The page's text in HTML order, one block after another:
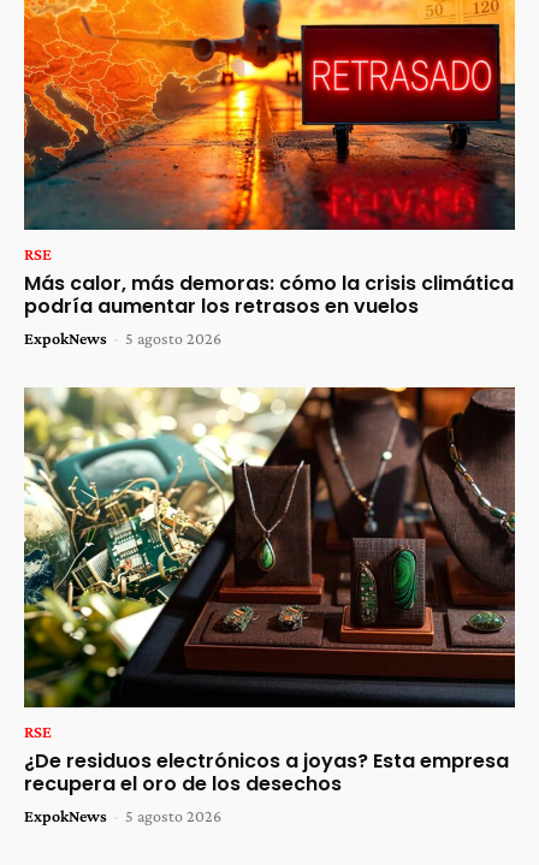
RSE
Más calor, más demoras: cómo la crisis climática
podría aumentar los retrasos en vuelos
ExpokNews - 5 agosto 2026
RSE
¿De residuos electrónicos a joyas? Esta empresa
recupera el oro de los desechos
ExpokNews - 5 agosto 2026